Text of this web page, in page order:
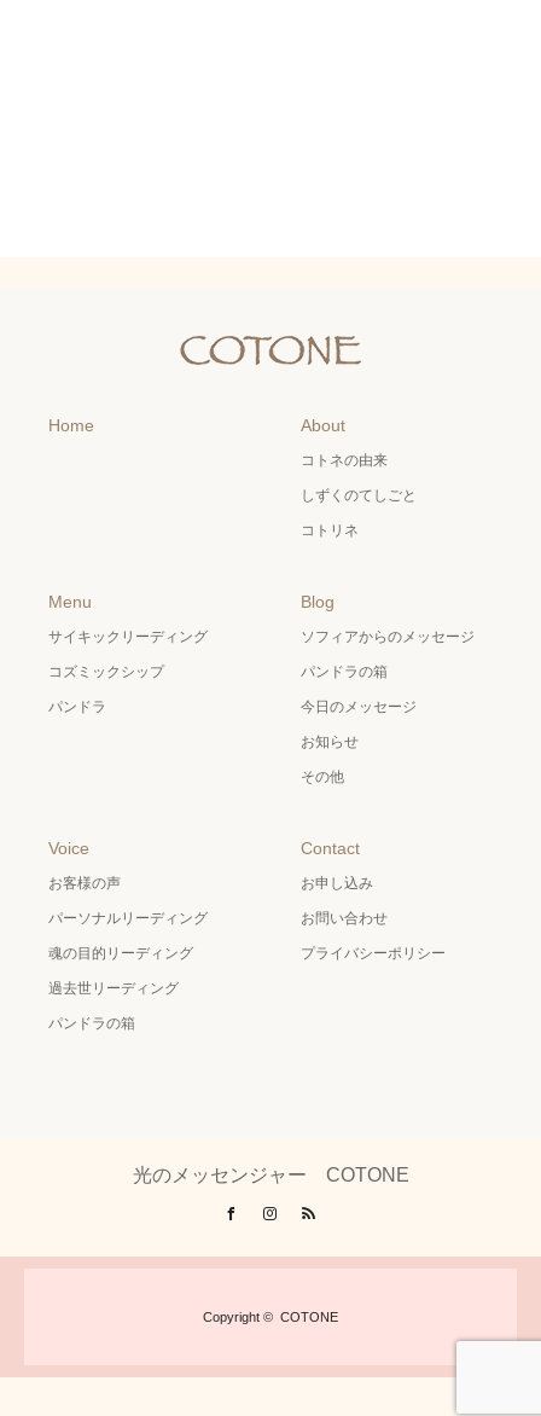
Home About
コトネの由来
しずくのてしごと
コトリネ
Menu
サイキックリーディング
コズミックシップ
パンドラ
Blog
ソフィアからのメッセージ
パンドラの箱
今日のメッセージ
お知らせ
その他
Voice
お客様の声
パーソナルリーディング
魂の目的リーディング
過去世リーディング
パンドラの箱
Contact
お申し込み
お問い合わせ
プライバシーポリシー
光のメッセンジャー COTONE
FacebookInstagram
Copyright © COTONE